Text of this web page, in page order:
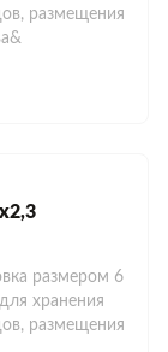
размещения
размером 6
хранения
размещения